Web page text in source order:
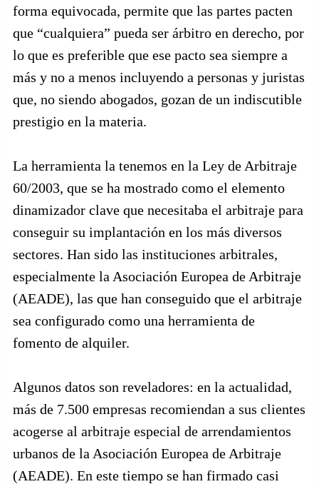
forma equivocada, permite que las partes pacten
que “cualquiera” pueda ser árbitro en derecho, por
lo que es preferible que ese pacto sea siempre a
más y no a menos incluyendo a personas y juristas
que, no siendo abogados, gozan de un indiscutible
prestigio en la materia.
La herramienta la tenemos en la Ley de Arbitraje
60/2003, que se ha mostrado como el elemento
dinamizador clave que necesitaba el arbitraje para
conseguir su implantación en los más diversos
sectores. Han sido las instituciones arbitrales,
especialmente la Asociación Europea de Arbitraje
(AEADE), las que han conseguido que el arbitraje
sea configurado como una herramienta de
fomento de alquiler.
Algunos datos son reveladores: en la actualidad,
más de 7.500 empresas recomiendan a sus clientes
acogerse al arbitraje especial de arrendamientos
urbanos de la Asociación Europea de Arbitraje
(AEADE). En este tiempo se han firmado casi